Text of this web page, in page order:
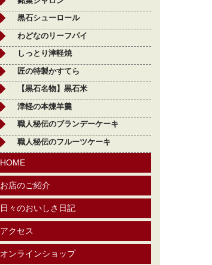
黒石シューロール
わどなのリーフパイ
しっとり津軽焼
匠の特製かすてら
【黒石名物】黒石米
津軽の本煉羊羹
職人秘伝のブランデーケーキ
職人秘伝のフルーツケーキ
HOME
お店のご紹介
日々のおいしさ日記
アクセス
オンラインショップ